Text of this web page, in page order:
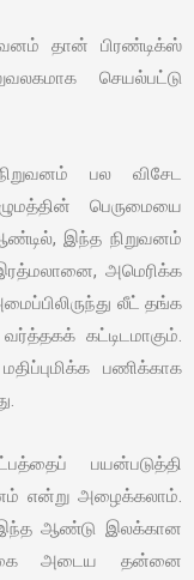
தான் பிரண்டிக்ஸ்
செயல்பட்டு
பல விசேட
பெருமையை
இந்த நிறுவனம்
அமெரிக்க
லீட் தங்க
கட்டிடமாகும்.
பணிக்காக
பயன்படுத்தி
என்று அழைக்கலாம்.
இந்த ஆண்டு இலக்கான
அடைய தன்னை